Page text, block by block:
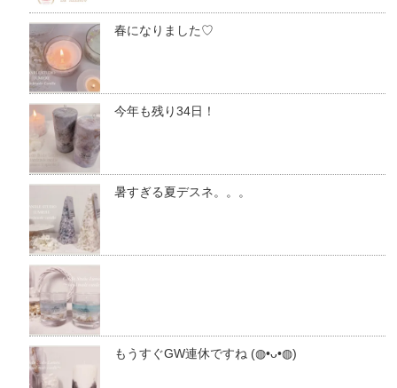
春になりました♡
今年も残り34日！
暑すぎる夏デスネ。。。
もうすぐGW連休ですね (◍•ᴗ•◍)